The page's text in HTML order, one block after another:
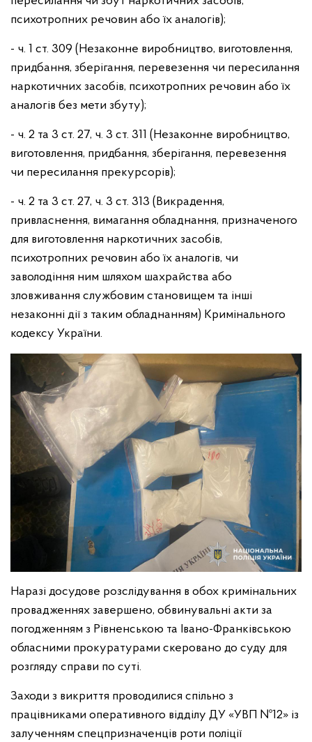
психотропних речовин або їх аналогів);
- ч. 1 ст. 309 (Незаконне виробництво, виготовлення,
придбання, зберігання, перевезення чи пересилання
наркотичних засобів, психотропних речовин або їх
аналогів без мети збуту);
- ч. 2 та 3 ст. 27, ч. 3 ст. 311 (Незаконне виробництво,
виготовлення, придбання, зберігання, перевезення
чи пересилання прекурсорів);
- ч. 2 та 3 ст. 27, ч. 3 ст. 313 (Викрадення,
привласнення, вимагання обладнання, призначеного
для виготовлення наркотичних засобів,
психотропних речовин або їх аналогів, чи
заволодіння ним шляхом шахрайства або
зловживання службовим становищем та інші
незаконні дії з таким обладнанням) Кримінального
кодексу України.
Наразі досудове розслідування в обох кримінальних
провадженнях завершено, обвинувальні акти за
погодженням з Рівненською та Івано-Франківською
обласними прокуратурами скеровано до суду для
розгляду справи по суті.
Заходи з викриття проводилися спільно з
працівниками оперативного відділу ДУ «УВП №12» із
залученням спецпризначенців роти поліції